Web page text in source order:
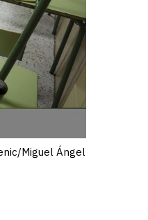
Miguel Ángel